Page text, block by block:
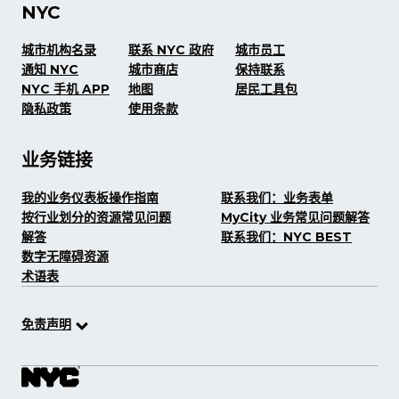
NYC
城市机构名录
通知 NYC
NYC 手机 APP
隐私政策
联系 NYC 政府
城市商店
地图
使用条款
城市员工
保持联系
居民工具包
业务链接
我的业务仪表板操作指南
按行业划分的资源常见问题
解答
数字无障碍资源
术语表
联系我们：业务表单
MyCity 业务常见问题解答
联系我们：NYC BEST
免责声明